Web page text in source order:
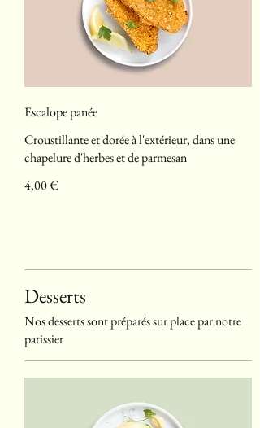
Escalope panée
Croustillante et dorée à l'extérieur, dans une
chapelure d'herbes et de parmesan
4,00 €
Desserts
Nos desserts sont préparés sur place par notre
patissier